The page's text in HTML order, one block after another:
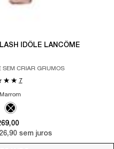
IDÔLE LANCÔME
SEM CRIAR GRUMOS
7
Marrom
color for MÁSCARA DE CÍLIOS
Selected
The product variation is out of stock,
sem juros